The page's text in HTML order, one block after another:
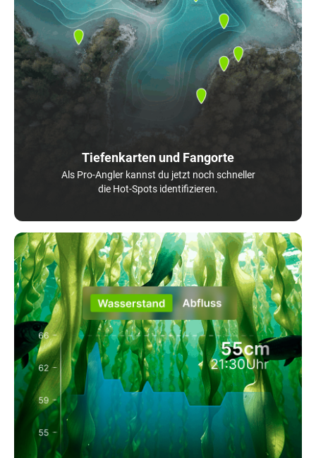
Tiefenkarten und Fangorte
Als Pro-Angler kannst du jetzt noch schneller
die Hot-Spots identifizieren.